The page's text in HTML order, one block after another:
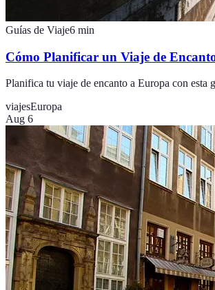
Guías de Viaje6 min
Cómo Planificar un Viaje de
Planifica tu viaje de encanto a Europa con esta
viajesEuropa
Aug 6